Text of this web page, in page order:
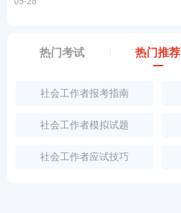
热门考试 热门推荐
社会工作者报考指南
社会工作者模拟试题
社会工作者应试技巧